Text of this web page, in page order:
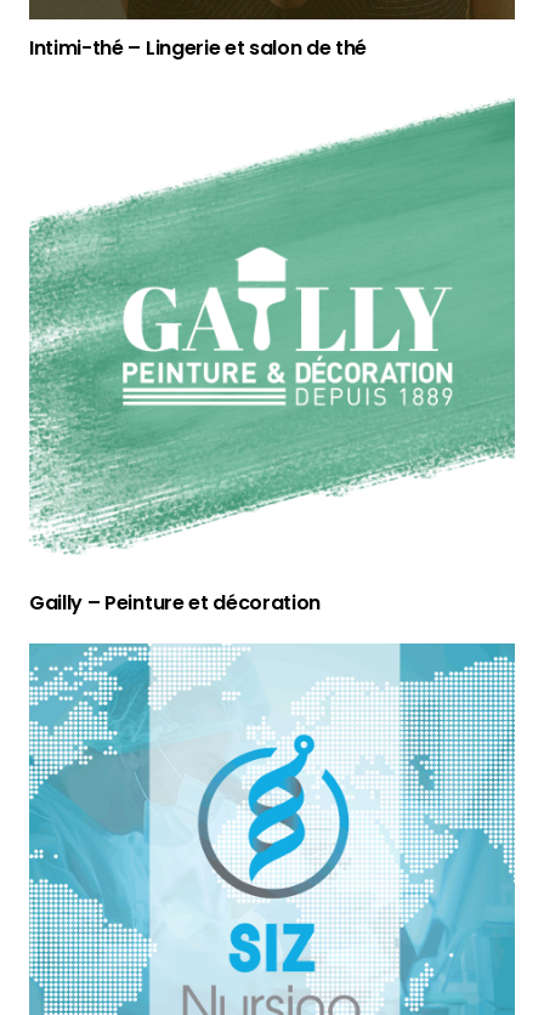
Intimi-thé – Lingerie et salon de thé
Gailly – Peinture et décoration